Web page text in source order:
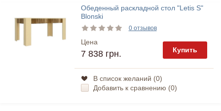
Обеденный раскладной стол "Letis S"
Blonski
0 отзывов
Цена
7 838 грн. Купить
В список желаний (0)
Добавить к сравнению (0)